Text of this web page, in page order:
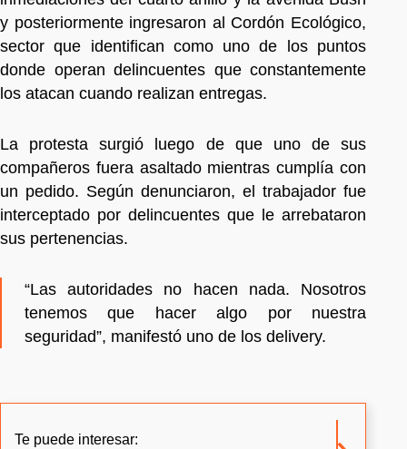
y posteriormente ingresaron al Cordón Ecológico,
sector que identifican como uno de los puntos
donde operan delincuentes que constantemente
los atacan cuando realizan entregas.
La protesta surgió luego de que uno de sus
compañeros fuera asaltado mientras cumplía con
un pedido. Según denunciaron, el trabajador fue
interceptado por delincuentes que le arrebataron
sus pertenencias.
“Las autoridades no hacen nada. Nosotros
tenemos que hacer algo por nuestra
seguridad”, manifestó uno de los delivery.
Te puede interesar: